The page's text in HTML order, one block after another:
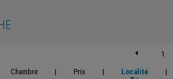
1
Chambre | Prix | Localité |